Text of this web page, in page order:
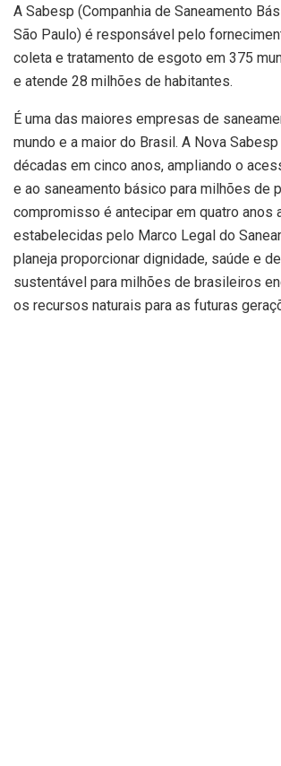
A Sabesp (Companhia de Saneamento
São Paulo) é responsável pelo
coleta e tratamento de esgoto em 375
e atende 28 milhões de habitantes.
É uma das maiores empresas de
mundo e a maior do Brasil. A Nova
décadas em cinco anos, ampliando o
e ao saneamento básico para milhões de
compromisso é antecipar em quatro anos
estabelecidas pelo Marco Legal do
planeja proporcionar dignidade, saúde e
sustentável para milhões de brasileiros
os recursos naturais para as futuras